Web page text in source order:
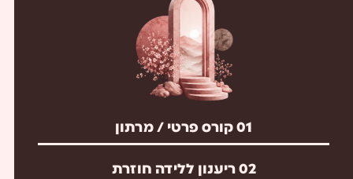
01קורס פרטי / מרתון
02ריענון ללידה חוזרת